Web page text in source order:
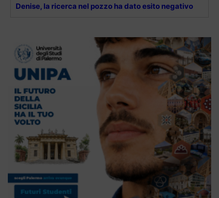
Denise, la ricerca nel pozzo ha dato esito negativo